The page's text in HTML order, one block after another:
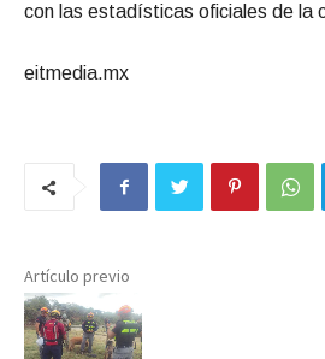
con las estadísticas oficiales de la
eitmedia.mx
Artículo previo